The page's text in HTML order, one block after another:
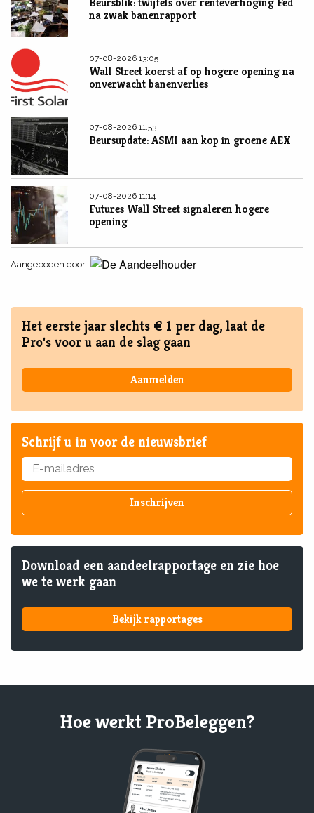
na zwak banenrapport
07-08-2026 13:05
Wall Street koerst af op hogere opening na
onverwacht banenverlies
07-08-2026 11:53
Beursupdate: ASMI aan kop in groene AEX
07-08-2026 11:14
Futures Wall Street signaleren hogere
opening
Aangeboden door:
Het eerste jaar slechts € 1 per dag, laat de
Pro's voor u aan de slag gaan
Aanmelden
Schrijf u in voor de nieuwsbrief
Download een aandeelrapportage en zie hoe
we te werk gaan
Bekijk rapportages
Hoe werkt ProBeleggen?